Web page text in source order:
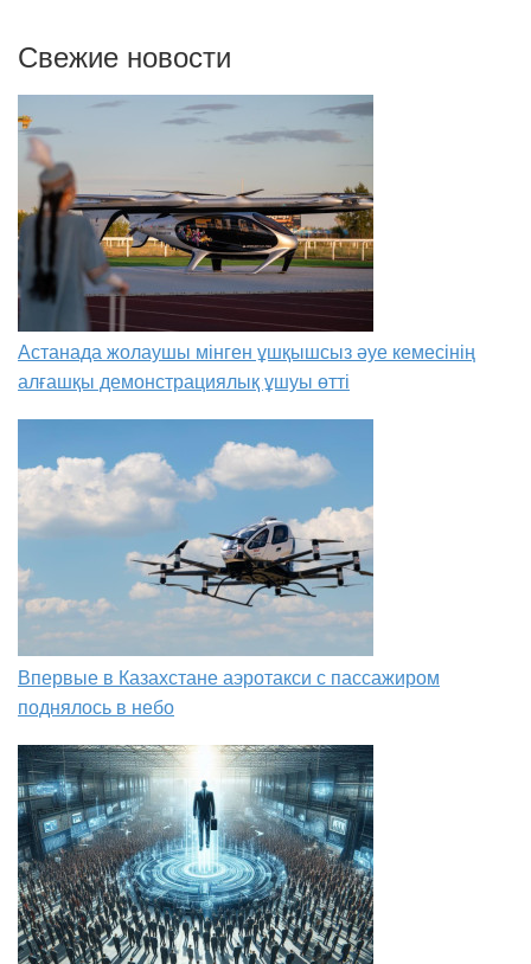
Свежие новости
Астанада жолаушы мінген ұшқышсыз әуе кемесінің
алғашқы демонстрациялық ұшуы өтті
Впервые в Казахстане аэротакси с пассажиром
поднялось в небо